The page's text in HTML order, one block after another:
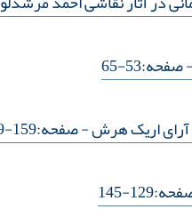
- صفحه:53-65
آرای اریک هرش- صفحه:159-169
145